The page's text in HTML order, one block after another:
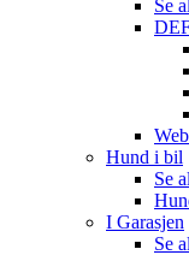
Se
Hund i bil
Se
I Garasjen
Se